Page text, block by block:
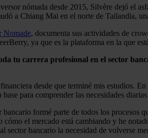
nómada desde 2015, Silvère dejó el
a Chiang Mai en el norte de Tailandia,
Nomade, documenta sus actividades de
ya que es la plataforma en la que
tu carrera profesional en el sector
desde que terminé mis estudios.
para comprender las necesidades
bancario formé parte de todos los procesos
cómo el mercado está cambiando y he
sector bancario la necesidad de volverse